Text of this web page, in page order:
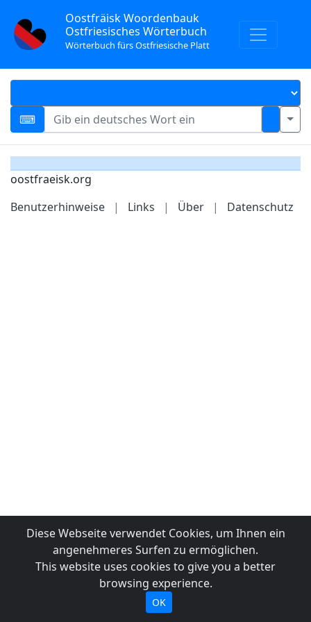
Oostfräisk Woordenbauk
Ostfriesisches Wörterbuch
Wörterbuch fürs Ostfriesische Platt
oostfraeisk.org
Benutzerhinweise
| Links | Über | Datenschutz
Diese Webseite verwendet Cookies, um Ihnen ein
angenehmeres Surfen zu ermöglichen.
This website uses cookies to give you a better
browsing experience.
OK